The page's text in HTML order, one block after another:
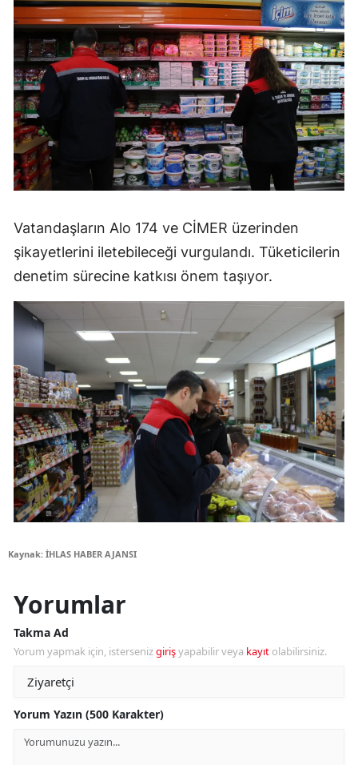
Vatandaşların Alo 174 ve CİMER üzerinden
şikayetlerini iletebileceği vurgulandı. Tüketicilerin
denetim sürecine katkısı önem taşıyor.
Kaynak: İHLAS HABER AJANSI
Yorumlar
Takma Ad
Yorum yapmak için, istersenizgirişyapabilir veya kayıt olabilirsiniz.
Yorum Yazın (500 Karakter)